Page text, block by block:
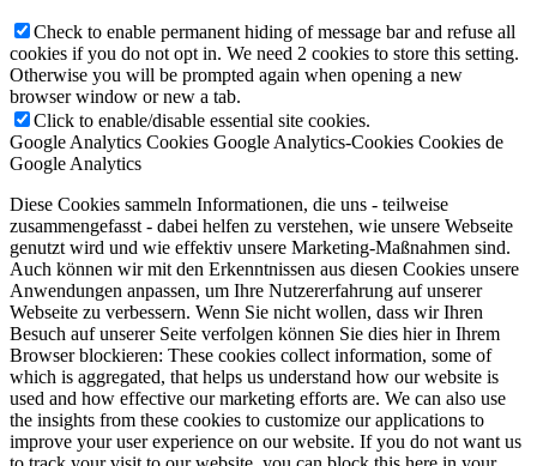
Check to enable permanent hiding of message bar and refuse all
cookies if you do not opt in. We need 2 cookies to store this setting.
Otherwise you will be prompted again when opening a new
browser window or new a tab.
Click to enable/disable essential site cookies.
Google Analytics Cookies Google Analytics-Cookies Cookies de
Google Analytics
Diese Cookies sammeln Informationen, die uns - teilweise
zusammengefasst - dabei helfen zu verstehen, wie unsere Webseite
genutzt wird und wie effektiv unsere Marketing-Maßnahmen sind.
Auch können wir mit den Erkenntnissen aus diesen Cookies unsere
Anwendungen anpassen, um Ihre Nutzererfahrung auf unserer
Webseite zu verbessern. Wenn Sie nicht wollen, dass wir Ihren
Besuch auf unserer Seite verfolgen können Sie dies hier in Ihrem
Browser blockieren: These cookies collect information, some of
which is aggregated, that helps us understand how our website is
used and how effective our marketing efforts are. We can also use
the insights from these cookies to customize our applications to
improve your user experience on our website. If you do not want us